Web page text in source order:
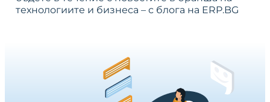
технологиите и бизнеса – с блога на ERP.BG